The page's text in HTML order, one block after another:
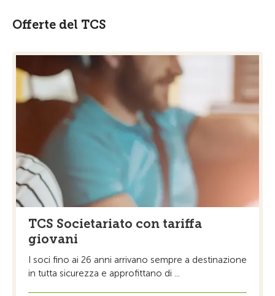
Offerte del TCS
TCS Societariato con tariffa
giovani
I soci fino ai 26 anni arrivano sempre a destinazione
in tutta sicurezza e approfittano di ...